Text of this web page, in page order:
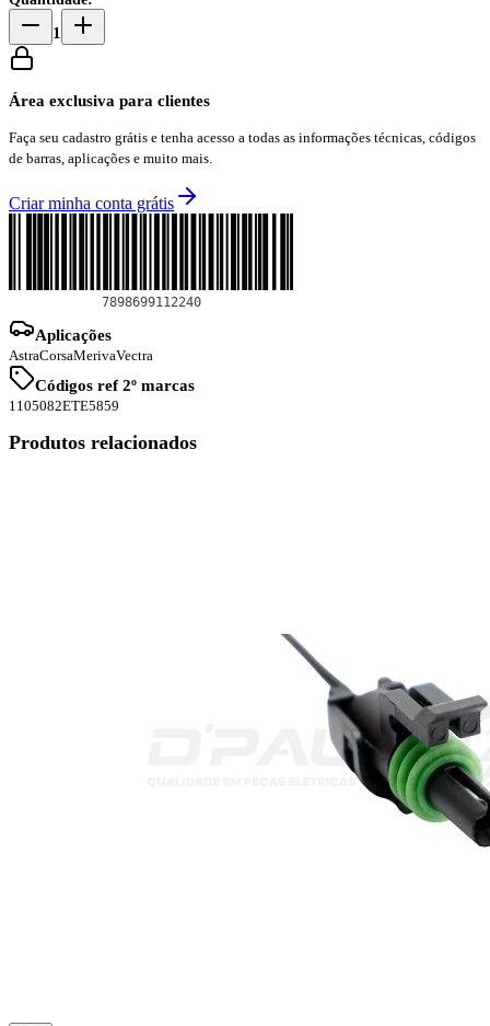
1
Área exclusiva para clientes
Faça seu cadastro grátis e tenha acesso a todas as informações técnicas, códigos
de barras, aplicações e muito mais.
Criar minha conta grátis
Aplicações
AstraCorsaMerivaVectra
Códigos ref 2º marcas
1105082ETE5859
Produtos relacionados